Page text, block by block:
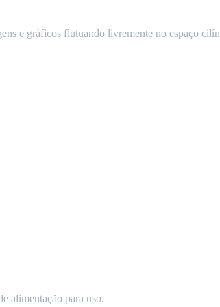
e gráficos flutuando livremente no espaço
alimentação para uso.